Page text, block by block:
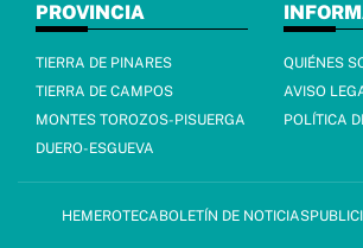
PROVINCIA
TIERRA DE PINARES
TIERRA DE CAMPOS
MONTES TOROZOS-PISUERGA
DUERO-ESGUEVA
QUIÉNES
AVISO
POLÍTICA
HEMEROTECABOLETÍN DE NOTICIAS